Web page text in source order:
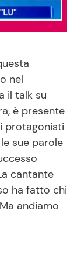
e Veloci
Bambini
nel
il talk su
è presente
protagonisti
sue parole
cantante
ha fatto chi
andiamo